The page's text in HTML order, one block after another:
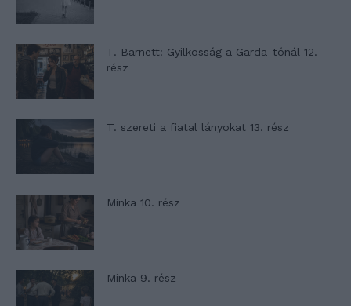
T. Barnett: Gyilkosság a Garda-tónál 12.
rész
T. szereti a fiatal lányokat 13. rész
Minka 10. rész
Minka 9. rész